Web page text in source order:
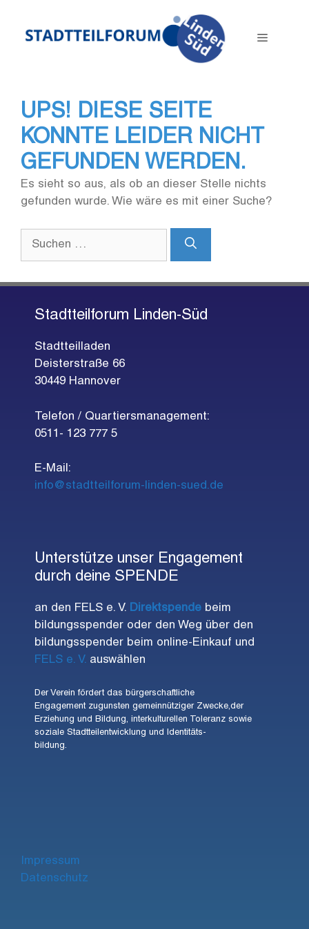
springen
Menü
UPS! DIESE SEITE
KONNTE LEIDER NICHT
GEFUNDEN WERDEN.
Es sieht so aus, als ob an dieser Stelle nichts
gefunden wurde. Wie wäre es mit einer Suche?
Stadtteilforum Linden-Süd
Stadtteilladen
Deisterstraße 66
30449 Hannover
Telefon / Quartiersmanagement:
0511- 123 777 5
E-Mail:
info@stadtteilforum-linden-sued.de
Unterstütze unser Engagement
durch deine SPENDE
an den FELS e. V. Direktspende beim
bildungsspender oder den Weg über den
bildungsspender beim online-Einkauf und
FELS e. V. auswählen
Der Verein fördert das bürgerschaftliche
Engagement zugunsten gemeinnütziger Zwecke,der
Erziehung und Bildung, interkulturellen Toleranz sowie
soziale Stadtteilentwicklung und Identitäts-
bildung.
Impressum
Datenschutz